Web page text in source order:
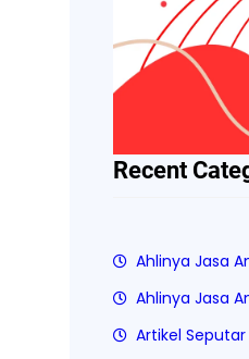
Recent
Ahlinya Jasa
Ahlinya Jasa
Artikel